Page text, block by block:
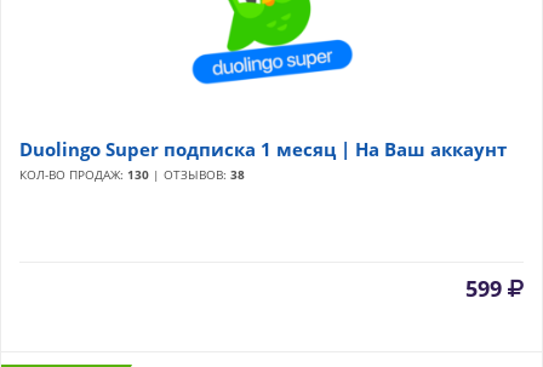
Duolingo Super подписка 1 месяц | На Ваш аккаунт
КОЛ-ВО ПРОДАЖ: 130 | ОТЗЫВОВ: 38
599